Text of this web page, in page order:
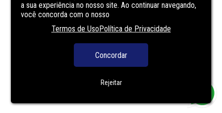
a sua experiência no nosso site. Ao continuar navegando,
você concorda com o nosso
Termos de UsoPolítica de Privacidade
Concordar
Rejeitar